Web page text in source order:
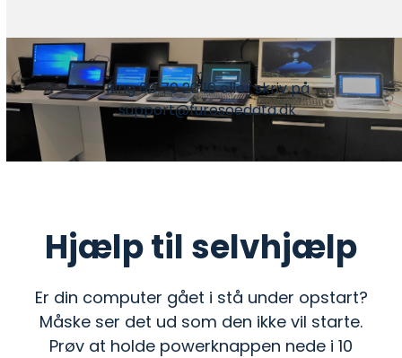
Ring 60 70 20 16 eller skriv på
support@furesoedata.dk
Hjælp til selvhjælp
Er din computer gået i stå under opstart?
Måske ser det ud som den ikke vil starte.
Prøv at holde powerknappen nede i 10